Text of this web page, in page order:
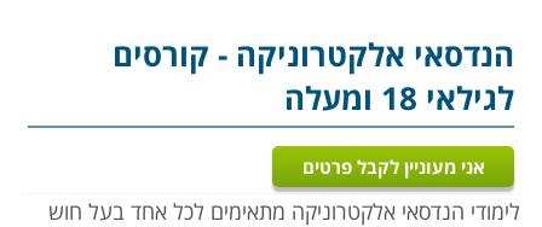
הנדסאי אלקטרוניקה - קורסים
לגילאי 18 ומעלה
אני מעוניין לקבל פרטים
לימודי הנדסאי אלקטרוניקה מתאימים לכל אחד בעל חוש